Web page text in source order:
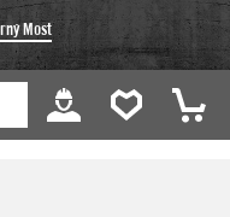
Most